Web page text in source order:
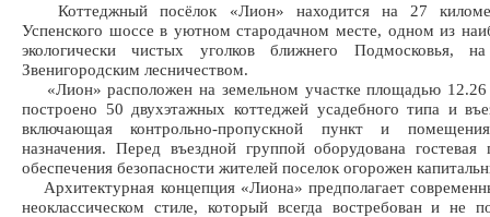
Коттеджный посёлок «Лион» находится на 27
Успенского шоссе в уютном стародачном месте, одном из
экологически чистых уголков ближнего Подмосковья,
Звенигородским лесничеством.
«Лион» расположен на земельном участке площадью 12.26
построено 50 двухэтажных коттеджей усадебного типа и
включающая контрольно-пропускной пункт и
назначения. Перед въездной группой оборудована гостевая
обеспечения безопасности жителей поселок огорожен
Архитектурная концепция «Лиона» предполагает
неоклассическом стиле, который всегда востребован и не